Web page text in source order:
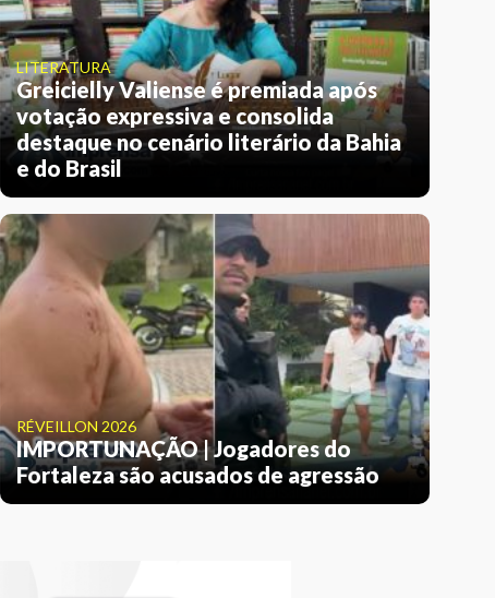
LITERATURA
Greicielly Valiense é premiada após
votação expressiva e consolida
destaque no cenário literário da Bahia
e do Brasil
RÉVEILLON 2026
IMPORTUNAÇÃO | Jogadores do
Fortaleza são acusados de agressão